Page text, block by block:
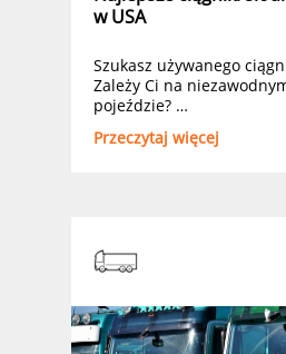
w USA
Szukasz używanego
Zależy Ci na
pojeździe? …
Przeczytaj więcej